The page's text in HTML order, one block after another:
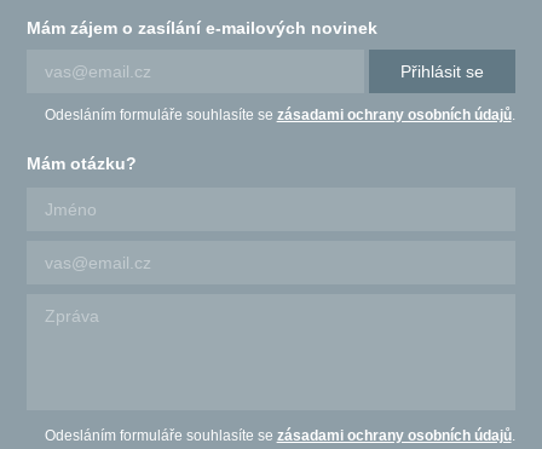
Mám zájem o zasílání e-mailových novinek
Přihlásit se
Odesláním formuláře souhlasíte se zásadami ochrany osobních údajů.
Mám otázku?
Odesláním formuláře souhlasíte se zásadami ochrany osobních údajů.